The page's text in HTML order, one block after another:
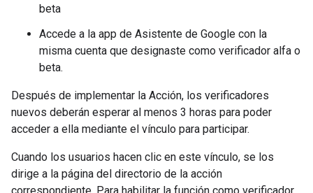
beta
Accede a la app de Asistente de Google con la
misma cuenta que designaste como verificador alfa o
beta.
Después de implementar la Acción, los verificadores
nuevos deberán esperar al menos 3 horas para poder
acceder a ella mediante el vínculo para participar.
Cuando los usuarios hacen clic en este vínculo, se los
dirige a la página del directorio de la acción